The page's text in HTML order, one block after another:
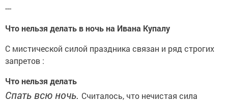
---
Что нельзя делать в ночь на Ивана Купалу
С мистической силой праздника связан и ряд строгих
запретов :
Что нельзя делать
Спать всю ночь. Считалось, что нечистая сила